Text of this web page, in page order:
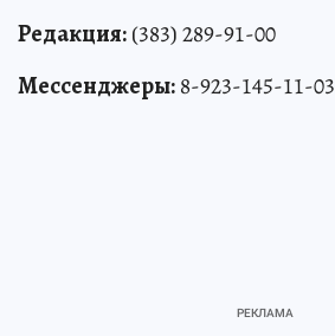
Редакция:(383) 289-91-00
Мессенджеры:8-923-145-11-03